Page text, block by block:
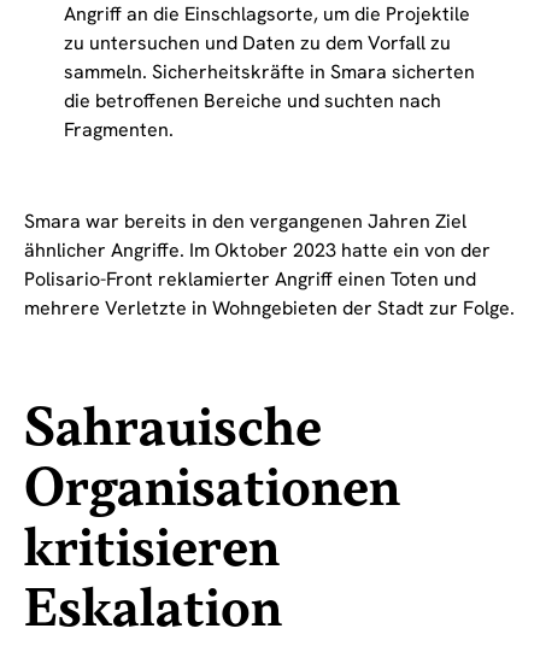
Angriff an die Einschlagsorte, um die Projektile
zu untersuchen und Daten zu dem Vorfall zu
sammeln. Sicherheitskräfte in Smara sicherten
die betroffenen Bereiche und suchten nach
Fragmenten.
Smara war bereits in den vergangenen Jahren Ziel
ähnlicher Angriffe. Im Oktober 2023 hatte ein von der
Polisario-Front reklamierter Angriff einen Toten und
mehrere Verletzte in Wohngebieten der Stadt zur Folge.
Sahrauische
Organisationen
kritisieren
Eskalation